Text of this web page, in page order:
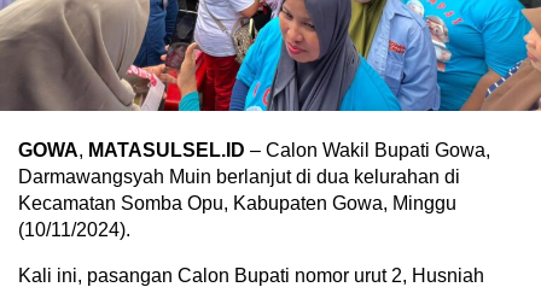
GOWA, MATASULSEL.ID – Calon Wakil Bupati Gowa,
Darmawangsyah Muin berlanjut di dua kelurahan di
Kecamatan Somba Opu, Kabupaten Gowa, Minggu
(10/11/2024).
Kali ini, pasangan Calon Bupati nomor urut 2, Husniah